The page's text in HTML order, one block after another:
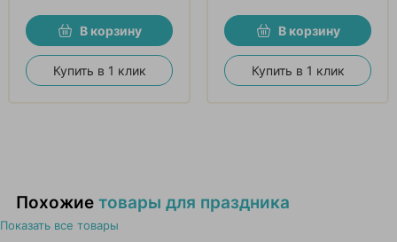
В корзину
Купить в 1 клик
В корзину
Купить в 1 клик
Похожие товары для праздника
Показать все товары